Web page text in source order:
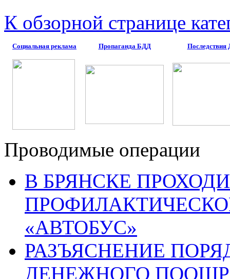
К обзорной странице
Социальная реклама Пропаганда БДД
Проводимые операции
В БРЯНСКЕ
«АВТОБУС»
РАЗЪЯСНЕНИЕ
ДЕНЕЖНОГО